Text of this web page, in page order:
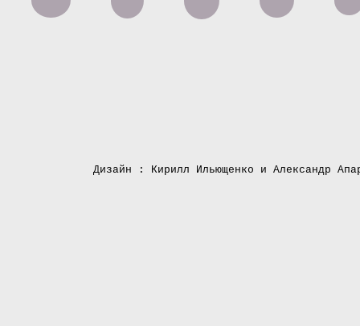
Дизайн : Кирилл Ильющенко и Александр